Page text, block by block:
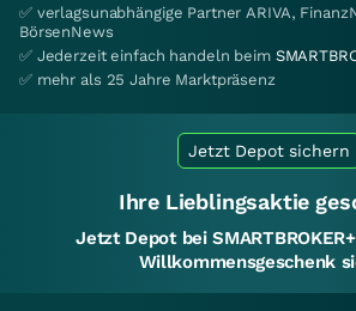
✅ verlagsunabhängige Partner ARIVA,
BörsenNews
✅ Jederzeit einfach handeln beim
✅ mehr als 25 Jahre Marktpräsenz
Jetzt Depot sichern
Ihre Lieblingsaktie
Jetzt Depot bei
Willkommensgeschenk